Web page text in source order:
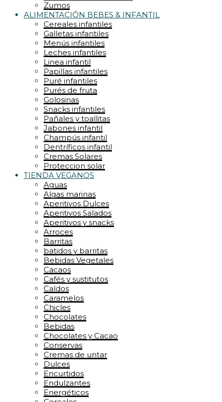
Zumos
ALIMENTACIÓN BEBES & INFANTIL
Cereales infantiles
Galletas infantiles
Menús infantiles
Leches infantiles
Linea infantil
Papillas infantiles
Puré infantiles
Purés de fruta
Golosinas
Snacks infantiles
Pañales y toallitas
Jabones infantil
Champús infantil
Dentríficos infantil
Cremas Solares
Proteccion solar
TIENDA VEGANOS
Aguas
Algas marinas
Aperitivos Dulces
Aperitivos Salados
Aperitivos y snacks
Arroces
Barritas
batidos y barritas
Bebidas Vegetales
Cacaos
Cafés y sustitutos
Caldos
Caramelos
Chicles
Chocolates
Bebidas
Chocolates y Cacao
Conservas
Cremas de untar
Dulces
Encurtidos
Endulzantes
Energéticos